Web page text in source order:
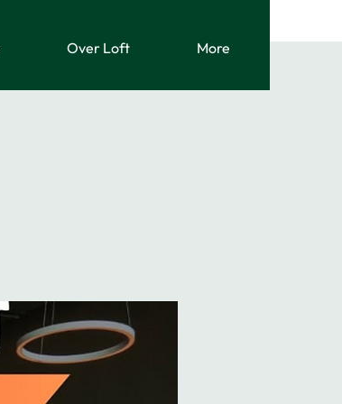
Over Loft More